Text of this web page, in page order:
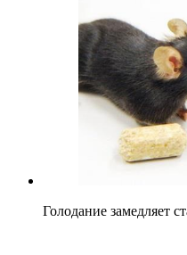
Голодание замедляет